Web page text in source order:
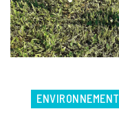
ENVIRONNEMENT